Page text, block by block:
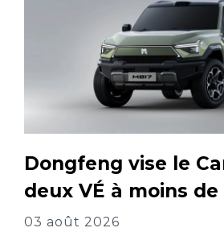
Dongfeng vise le
deux VÉ à moins de
03 août 2026